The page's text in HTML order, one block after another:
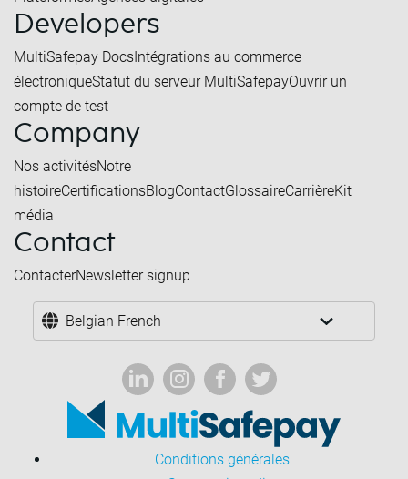
Developers
MultiSafepay DocsIntégrations au commerce
électroniqueStatut du serveur MultiSafepayOuvrir un
compte de test
Company
Nos activitésNotre
histoireCertificationsBlogContactGlossaireCarrièreKit
média
Contact
ContacterNewsletter signup
Belgian French
Conditions générales